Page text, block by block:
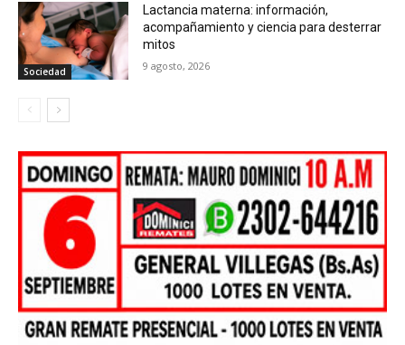
Sociedad
Lactancia materna: información,
acompañamiento y ciencia para desterrar
mitos
9 agosto, 2026